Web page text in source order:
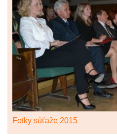
Fotky súťaže 2015